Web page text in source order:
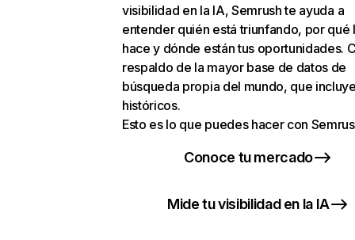
visibilidad en la IA, Semrush te ayuda a
entender quién está triunfando, por qué
hace y dónde están tus oportunidades.
respaldo de la mayor base de datos de
búsqueda propia del mundo, que
históricos.
Esto es lo que puedes hacer con
Conoce tu mercado
Mide tu visibilidad en la IA